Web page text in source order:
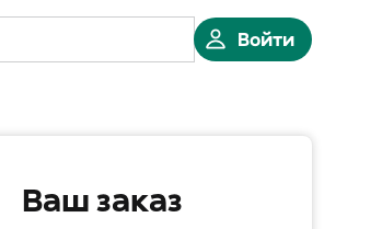
Войти
Ваш заказ